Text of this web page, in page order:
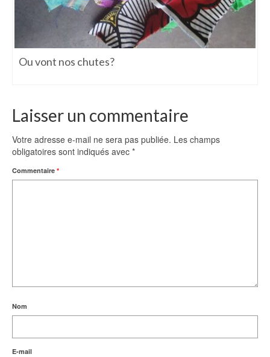
Ou vont nos chutes?
Laisser un commentaire
Votre adresse e-mail ne sera pas publiée. Les champs
obligatoires sont indiqués avec *
Commentaire *
Nom
E-mail